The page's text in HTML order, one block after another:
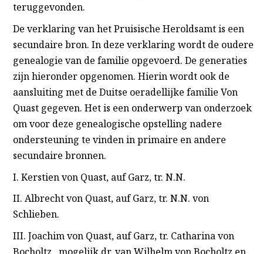
teruggevonden.
De verklaring van het Pruisische Heroldsamt is een
secundaire bron. In deze verklaring wordt de oudere
genealogie van de familie opgevoerd. De generaties
zijn hieronder opgenomen. Hierin wordt ook de
aansluiting met de Duitse oeradellijke familie Von
Quast gegeven. Het is een onderwerp van onderzoek
om voor deze genealogische opstelling nadere
ondersteuning te vinden in primaire en andere
secundaire bronnen.
I. Kerstien von Quast, auf Garz, tr. N.N.
II. Albrecht von Quast, auf Garz, tr. N.N. von
Schlieben.
III. Joachim von Quast, auf Garz, tr. Catharina von